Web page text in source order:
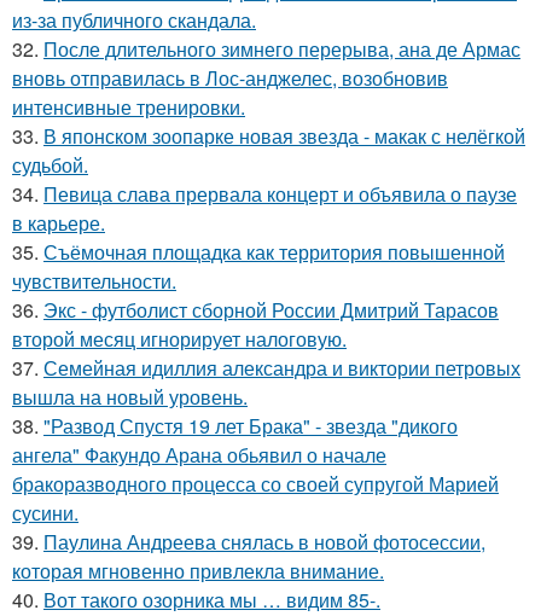
из-за публичного скандала.
32. После длительного зимнего перерыва, ана де Армас
вновь отправилась в Лос-анджелес, возобновив
интенсивные тренировки.
33. В японском зоопарке новая звезда - макак с нелёгкой
судьбой.
34. Певица слава прервала концерт и объявила о паузе
в карьере.
35. Съёмочная площадка как территория повышенной
чувствительности.
36. Экс - футболист сборной России Дмитрий Тарасов
второй месяц игнорирует налоговую.
37. Семейная идиллия александра и виктории петровых
вышла на новый уровень.
38. "Развод Спустя 19 лет Брака" - звезда "дикого
ангела" Факундо Арана обьявил о начале
бракоразводного процесса со своей супругой Марией
сусини.
39. Паулина Андреева снялась в новой фотосессии,
которая мгновенно привлекла внимание.
40. Вот такого озорника мы … видим 85-.